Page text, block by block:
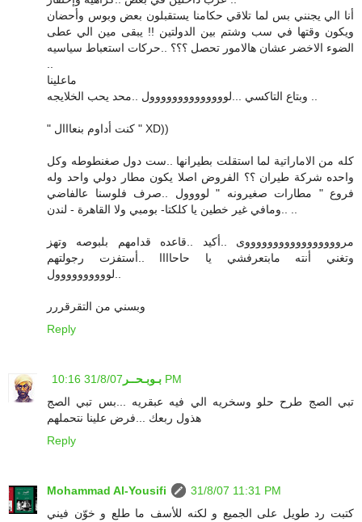
أنا الي يجنني بس لما تلاقي حكامنا يستقبلون بعض وبوس وأحضان
ويكون وقتها في سب وشتم بين الدولتين !! يبقى مين الي عطى
الضوء الاخضر عشان هالامور تحصل ؟؟؟ ..حركات استعباط سياسيه
ماعلينا
" كنت أداوم بنعااال " XD))
كله من الاماراتية لما استقلت بطيرانها ..ست دول صغنطوطه وكل
واحده شركة طيران ؟؟ الفروض اصلا يكون مطار دولي واحد وله
فروع " مطارات صغيرونه " لوووول ..صرف فلوسنا عالفاضي
مروووووووووووووووووى ..أكيد ..قاعده قدامهم بلبوصه وتهز
وتغني أنته مابتعرفشي يا حاحاااا ..أستفزت رجولتهم
..لوووووووووول
وبسني من التقرقررر
Reply
بـوبـحــر 31/8/07 10:16 PM
تبي الصج طرح حلو وسخريه الي فيه عبقريه ...بس تبي الصج
هذول ربعك ...فرض علينا نتحملهم
Reply
Mohammad Al-Yousifi
31/8/07 11:31 PM
كتبت رد طويل على الجميع و لكنه للأسف ما طلع و خوّن فيني